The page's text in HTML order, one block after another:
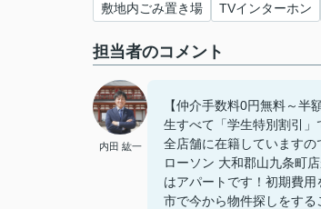
敷地内ごみ置き場 TVインターホン
担当者のコメント
内田 紘一
【仲介手数料0円無料～
生すべて「学生特別割引
全店舗に在籍していますの
ローソン 大和郡山九条町
はアパートです！初期費
市で今から物件探しをす